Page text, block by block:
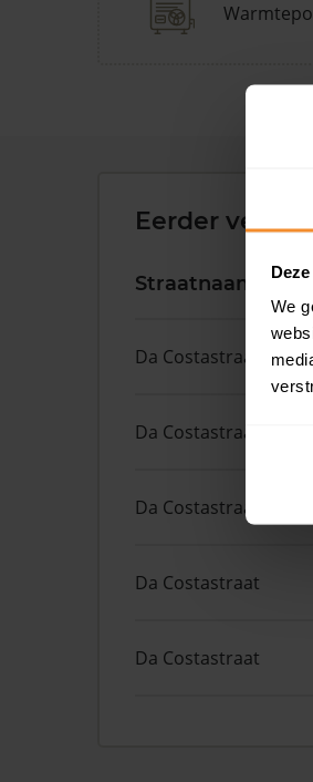
We
Eerder
Straatnaam
Da Costastraat
Da Costastraat
Da Costastraat
Da Costastraat
Da Costastraat